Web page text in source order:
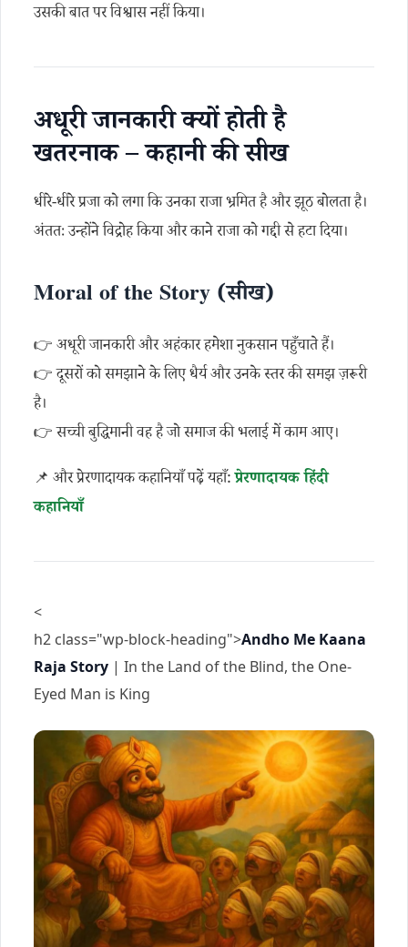
उसकी बात पर विश्वास नहीं किया।
अधूरी जानकारी क्यों होती है
खतरनाक – कहानी की सीख
धीरे-धीरे प्रजा को लगा कि उनका राजा भ्रमित है और झूठ बोलता है।
अंततः उन्होंने विद्रोह किया और काने राजा को गद्दी से हटा दिया।
Moral of the Story (सीख)
👉 अधूरी जानकारी और अहंकार हमेशा नुकसान पहुँचाते हैं।
👉 दूसरों को समझाने के लिए धैर्य और उनके स्तर की समझ ज़रूरी
है।
👉 सच्ची बुद्धिमानी वह है जो समाज की भलाई में काम आए।
📌 और प्रेरणादायक कहानियाँ पढ़ें यहाँ:प्रेरणादायक हिंदी
कहानियाँ
<
h2 class="wp-block-heading">Andho Me Kaana
Raja Story | In the Land of the Blind, the One-
Eyed Man is King